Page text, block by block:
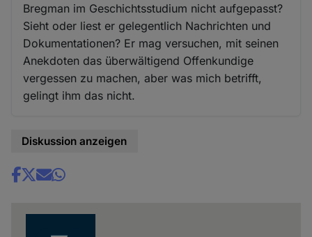
Bregman im Geschichtsstudium nicht aufgepasst?
Sieht oder liest er gelegentlich Nachrichten und
Dokumentationen? Er mag versuchen, mit seinen
Anekdoten das überwältigend Offenkundige
vergessen zu machen, aber was mich betrifft,
gelingt ihm das nicht.
Diskussion anzeigen
Share